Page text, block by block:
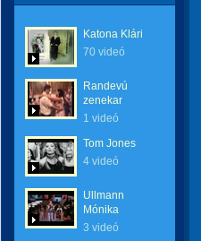
Katona Klári
70 videó
Randevú
zenekar
1 videó
Tom Jones
4 videó
Ullmann
Mónika
3 videó